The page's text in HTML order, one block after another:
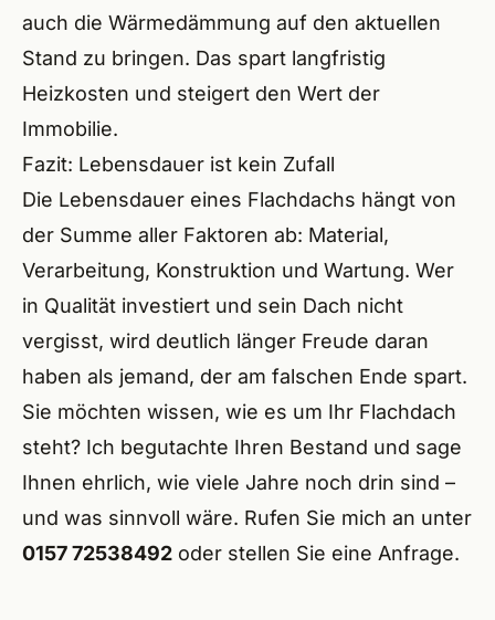
auch die Wärmedämmung auf den aktuellen
Stand zu bringen. Das spart langfristig
Heizkosten und steigert den Wert der
Immobilie.
Fazit: Lebensdauer ist kein Zufall
Die Lebensdauer eines Flachdachs hängt von
der Summe aller Faktoren ab: Material,
Verarbeitung, Konstruktion und Wartung. Wer
in Qualität investiert und sein Dach nicht
vergisst, wird deutlich länger Freude daran
haben als jemand, der am falschen Ende spart.
Sie möchten wissen, wie es um Ihr Flachdach
steht? Ich begutachte Ihren Bestand und sage
Ihnen ehrlich, wie viele Jahre noch drin sind –
und was sinnvoll wäre. Rufen Sie mich an unter
0157 72538492 oder stellen Sie eine Anfrage.